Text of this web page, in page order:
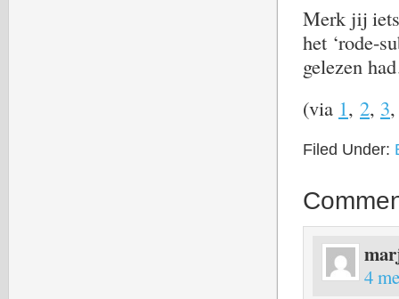
Merk jij
het ‘rode-
gelezen
(via 1, 2, 3
Filed Under:
4